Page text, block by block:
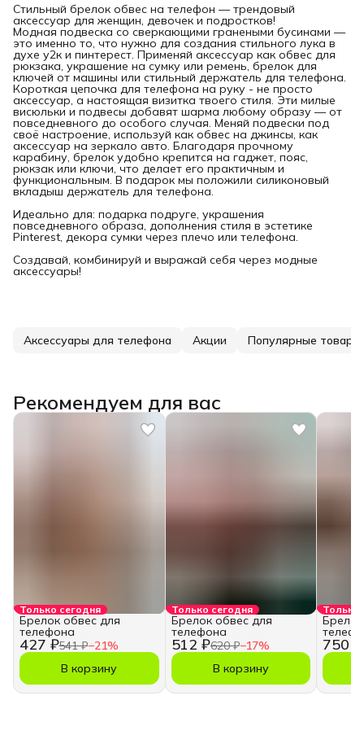
Стильный брелок обвес на телефон — трендовый
аксессуар для женщин, девочек и подростков!
Модная подвеска со сверкающими гранеными бусинами —
это именно то, что нужно для создания стильного лука в
духе у2к и пинтерест. Применяй аксессуар как обвес для
рюкзака, украшение на сумку или ремень, брелок для
ключей от машины или стильный держатель для телефона.
Короткая цепочка для телефона на руку - не просто
аксессуар, а настоящая визитка твоего стиля. Эти милые
висюльки и подвесы добавят шарма любому образу — от
повседневного до особого случая. Меняй подвески под
своё настроение, используй как обвес на джинсы, как
аксессуар на зеркало авто. Благодаря прочному
карабину, брелок удобно крепится на гаджет, пояс,
рюкзак или ключи, что делает его практичным и
функциональным. В подарок мы положили силиконовый
вкладыш держатель для телефона.
Идеально для: подарка подруге, украшения
повседневного образа, дополнения стиля в эстетике
Pinterest, декора сумки через плечо или телефона.
Создавай, комбинируй и выражай себя через модные
аксессуары!
Аксессуары для телефона Акции Популярные товары
Рекомендуем для вас
Только сегодня
427 ₽541 ₽−21%
Брелок обвес для
телефона
В корзину
Только сегодня
512 ₽620 ₽−17%
Брелок обвес для
телефона
В корзину
Только
750 ₽